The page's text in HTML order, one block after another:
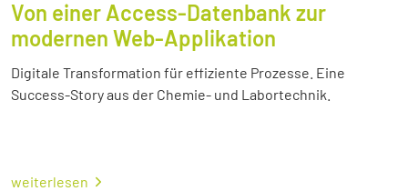
Von einer Access-Datenbank zur
modernen Web-Applikation
Digitale Transformation für effiziente Prozesse. Eine
Success-Story aus der Chemie- und Labortechnik.
weiterlesen